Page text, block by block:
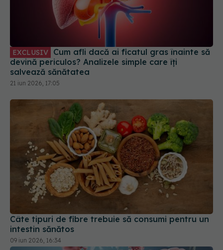
devină periculos? Analizele simple care îți
salvează sănătatea
21 iun 2026, 17:05
Câte tipuri de fibre trebuie să consumi pentru un
intestin sănătos
09 iun 2026, 16:34